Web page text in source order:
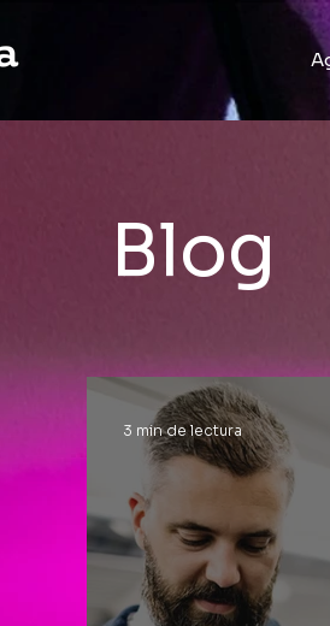
Blog
3 min de lectura